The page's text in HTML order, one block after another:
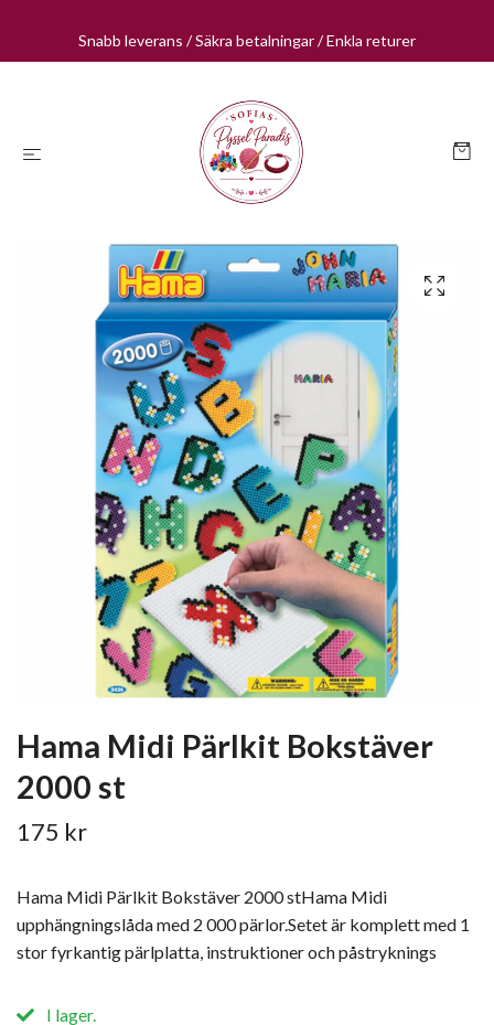
Snabb leverans / Säkra betalningar / Enkla returer
Hama Midi Pärlkit Bokstäver
2000 st
175 kr
Hama Midi Pärlkit Bokstäver 2000 stHama Midi
upphängningslåda med 2 000 pärlor.Setet är komplett med 1
stor fyrkantig pärlplatta, instruktioner och påstryknings
I lager.